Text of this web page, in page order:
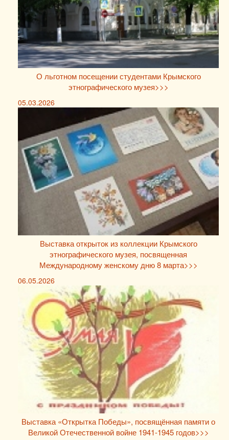
О льготном посещении студентами Крымского
этнографического музея>>>
05.03.2026
Выставка открыток из коллекции Крымского
этнографического музея, посвященная
Международному женскому дню 8 марта>>>
06.05.2026
Выставка «Открытка Победы», посвящённая памяти о
Великой Отечественной войне 1941-1945 годов>>>